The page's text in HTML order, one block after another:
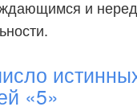
и
«5»